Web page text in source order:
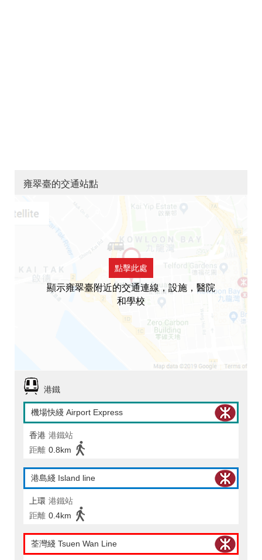
雍翠臺的交通站點
點擊此處
顯示雍翠臺附近的交通連線，設施，醫院
和學校
港鐵
機場快綫 Airport Express
香港 港鐵站
距離 0.8km
港島綫 Island line
上環 港鐵站
距離 0.4km
荃灣綫 Tsuen Wan Line